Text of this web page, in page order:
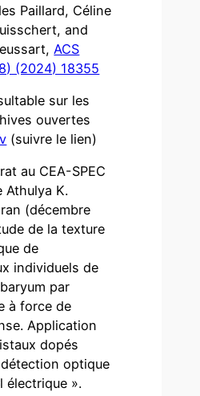
Paillard, Céline
and
ACS
(2024) 18355
sur les
ouvertes
(suivre le lien)
au CEA-SPEC
Athulya K.
(décembre
de la texture
de
individuels de
par
à force de
Application
dopés
optique
électrique ».